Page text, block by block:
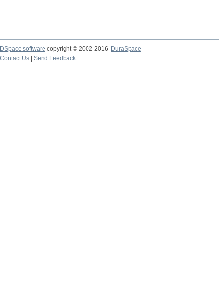
DSpace software copyright © 2002-2016
DuraSpace
Contact Us
Send Feedback